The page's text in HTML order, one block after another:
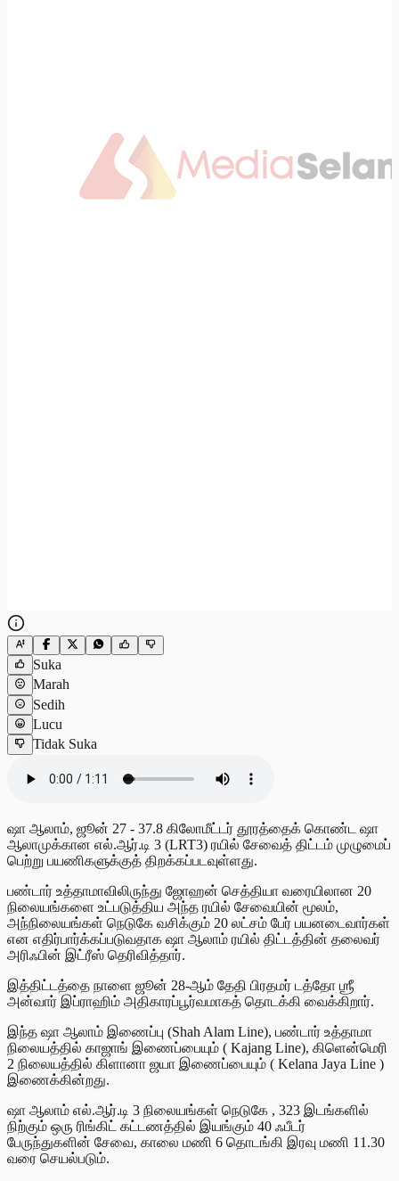
Suka
Marah
Sedih
Lucu
Tidak Suka
ஷா ஆலாம், ஜூன் 27 - 37.8 கிலோமீட்டர் தூரத்தைக் கொண்ட ஷா
ஆலாமுக்கான எல்.ஆர்.டி 3 (LRT3) ரயில் சேவைத் திட்டம் முழுமைப்
பெற்று பயணிகளுக்குத் திறக்கப்படவுள்ளது.
பண்டார் உத்தாமாவிலிருந்து ஜோஹன் செத்தியா வரையிலான 20
நிலையங்களை உட்படுத்திய அந்த ரயில் சேவையின் மூலம்,
அந்நிலையங்கள் நெடுகே வசிக்கும் 20 லட்சம் பேர் பயனடைவார்கள்
என எதிர்பார்க்கப்படுவதாக ஷா ஆலாம் ரயில் திட்டத்தின் தலைவர்
அரிஃபின் இட்ரீஸ் தெரிவித்தார்.
இத்திட்டத்தை நாளை ஜூன் 28-ஆம் தேதி பிரதமர் டத்தோ ஶ்ரீ
அன்வார் இப்ராஹிம் அதிகாரப்பூர்வமாகத் தொடக்கி வைக்கிறார்.
இந்த ஷா ஆலாம் இணைப்பு (Shah Alam Line), பண்டார் உத்தாமா
நிலையத்தில் காஜாங் இணைப்பையும் ( Kajang Line), கிளென்மெரி
2 நிலையத்தில் கிளானா ஜயா இணைப்பையும் ( Kelana Jaya Line )
இணைக்கின்றது.
ஷா ஆலாம் எல்.ஆர்.டி 3 நிலையங்கள் நெடுகே , 323 இடங்களில்
நிற்கும் ஒரு ரிங்கிட் கட்டணத்தில் இயங்கும் 40 ஃபீடர்
பேருந்துகளின் சேவை, காலை மணி 6 தொடங்கி இரவு மணி 11.30
வரை செயல்படும்.